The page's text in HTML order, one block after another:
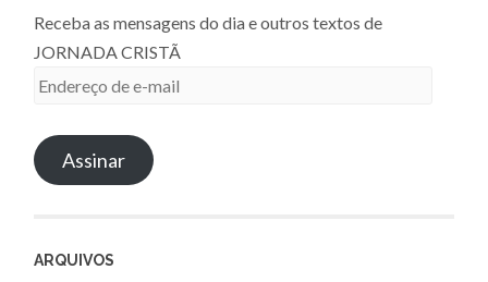
Receba as mensagens do dia e outros textos de
JORNADA CRISTÃ
Endereço
e-
mailAssinar
ARQUIVOS